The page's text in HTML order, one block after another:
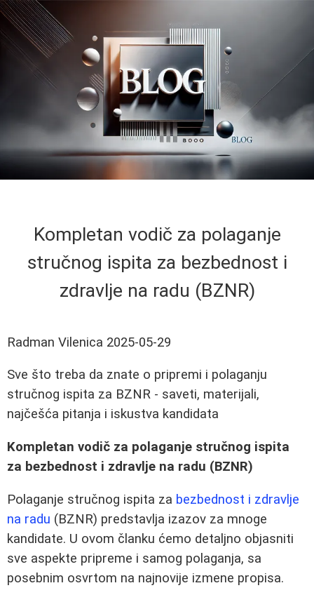
Kompletan vodič za polaganje
stručnog ispita za bezbednost i
zdravlje na radu (BZNR)
Radman Vilenica 2025-05-29
Sve što treba da znate o pripremi i polaganju
stručnog ispita za BZNR - saveti, materijali,
najčešća pitanja i iskustva kandidata
Kompletan vodič za polaganje stručnog ispita
za bezbednost i zdravlje na radu (BZNR)
Polaganje stručnog ispita za bezbednost i zdravlje
na radu (BZNR) predstavlja izazov za mnoge
kandidate. U ovom članku ćemo detaljno objasniti
sve aspekte pripreme i samog polaganja, sa
posebnim osvrtom na najnovije izmene propisa.